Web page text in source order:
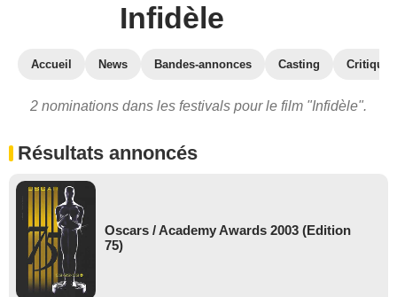
Infidèle
Accueil News Bandes-annonces Casting
2 nominations dans les festivals pour le film "Infidèle".
Résultats annoncés
Oscars / Academy Awards 2003 (Edition
75)